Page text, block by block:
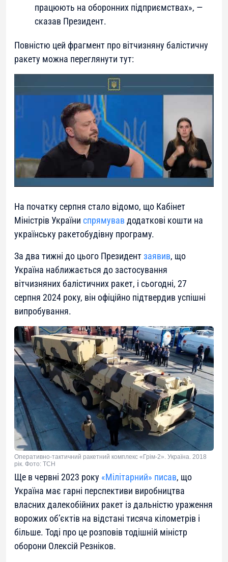
працюють на оборонних підприємствах», —
сказав Президент.
Повністю цей фрагмент про вітчизняну балістичну
ракету можна переглянути тут:
На початку серпня стало відомо, що Кабінет
Міністрів України спрямував додаткові кошти на
українську ракетобудівну програму.
За два тижні до цього Президентзаявив, що
Україна наближається до застосування
вітчизняних балістичних ракет, і сьогодні, 27
серпня 2024 року, він офіційно підтвердив успішні
випробування.
Оперативно-тактичний ракетний комплекс «Грім-2». Україна. 2018
рік. Фото: ТСН
Ще в червні 2023 року «Мілітарний» писав, що
Україна має гарні перспективи виробництва
власних далекобійних ракет із дальністю ураження
ворожих об’єктів на відстані тисяча кілометрів і
більше. Тоді про це розповів тодішній міністр
оборони Олексій Резніков.